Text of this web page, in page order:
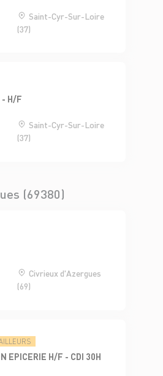
Saint-Cyr-Sur-Loire
(37)
- H/F
Saint-Cyr-Sur-Loire
(37)
(69380)
Civrieux d'Azergues
(69)
EPICERIE H/F - CDI 30H